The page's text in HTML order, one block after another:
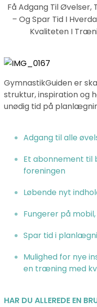
Få Adgang Til
– Og Spar Tid I
Kvaliteten I
GymnastikGuiden er
struktur, inspiration og
unødig tid på
Adgang til alle
Et abonnement til
foreningen
Løbende nyt
Fungerer på
Spar tid i
Mulighed for nye
en træning med
HAR DU ALLEREDE EN